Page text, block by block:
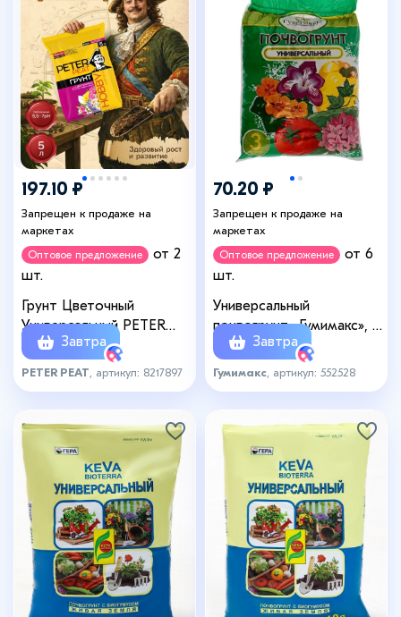
197.10 ₽
Запрещен к продаже на
маркетах
Оптовое предложение
от 2
шт.
Грунт Цветочный
Универсальный PETER
PEAT, линия «Хобби», 5 л
Завтра
PETER PEAT , артикул: 8217897
70.20 ₽
Запрещен к продаже на
маркетах
Оптовое предложение
от 6
шт.
Универсальный
почвогрунт «Гумимакс», 3
Завтра
Гумимакс , артикул: 552528